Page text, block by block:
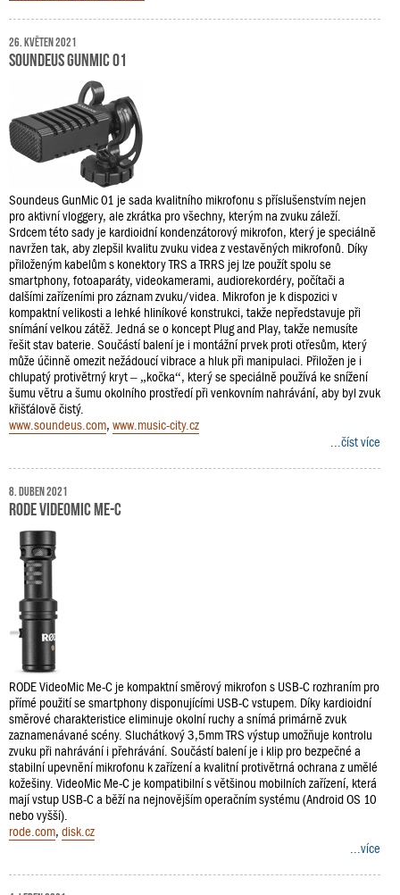
26. květen 2021
Soundeus GunMic 01
Soundeus GunMic 01 je sada kvalitního mikrofonu s příslušenstvím nejen
pro aktivní vloggery, ale zkrátka pro všechny, kterým na zvuku záleží.
Srdcem této sady je kardioidní kondenzátorový mikrofon, který je speciálně
navržen tak, aby zlepšil kvalitu zvuku videa z vestavěných mikrofonů. Díky
přiloženým kabelům s konektory TRS a TRRS jej lze použít spolu se
smartphony, fotoaparáty, videokamerami, audiorekordéry, počítači a
dalšími zařízeními pro záznam zvuku/videa. Mikrofon je k dispozici v
kompaktní velikosti a lehké hliníkové konstrukci, takže nepředstavuje při
snímání velkou zátěž. Jedná se o koncept Plug and Play, takže nemusíte
řešit stav baterie. Součástí balení je i montážní prvek proti otřesům, který
může účinně omezit nežádoucí vibrace a hluk při manipulaci. Přiložen je i
chlupatý protivětrný kryt – „kočka“, který se speciálně používá ke snížení
šumu větru a šumu okolního prostředí při venkovním nahrávání, aby byl zvuk
křišťálově čistý.
www.soundeus.com, www.music-city.cz
...číst více
8. duben 2021
RODE Videomic Me-C
RODE VideoMic Me-C je kompaktní směrový mikrofon s USB-C rozhraním pro
přímé použití se smartphony disponujícími USB-C vstupem. Díky kardioidní
směrové charakteristice eliminuje okolní ruchy a snímá primárně zvuk
zaznamenávané scény. Sluchátkový 3,5mm TRS výstup umožňuje kontrolu
zvuku při nahrávání i přehrávání. Součástí balení je i klip pro bezpečné a
stabilní upevnění mikrofonu k zařízení a kvalitní protivětrná ochrana z umělé
kožešiny. VideoMic Me-C je kompatibilní s většinou mobilních zařízení, která
mají vstup USB-C a běží na nejnovějším operačním systému (Android OS 10
nebo vyšší).
rode.com, disk.cz
...více